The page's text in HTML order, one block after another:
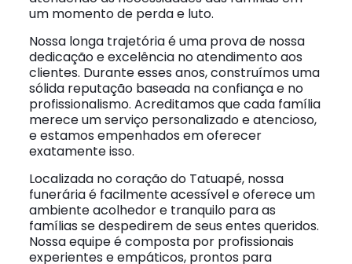
um momento de perda e luto.
Nossa longa trajetória é uma prova de nossa
dedicação e excelência no atendimento aos
clientes. Durante esses anos, construímos uma
sólida reputação baseada na confiança e no
profissionalismo. Acreditamos que cada família
merece um serviço personalizado e atencioso,
e estamos empenhados em oferecer
exatamente isso.
Localizada no coração do Tatuapé, nossa
funerária é facilmente acessível e oferece um
ambiente acolhedor e tranquilo para as
famílias se despedirem de seus entes queridos.
Nossa equipe é composta por profissionais
experientes e empáticos, prontos para